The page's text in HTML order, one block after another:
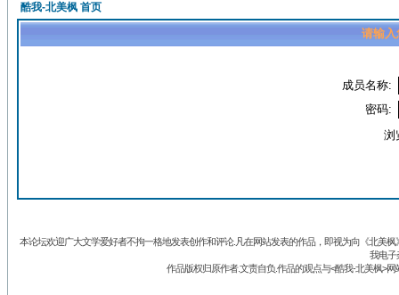
酷我-北美枫 首页
请输入
成员名称:
密码:
浏
本论坛欢迎广大文学爱好者不拘一格地发表创作和评论.凡在网站发表的作品，即视为向《北美
我电子
作品版权归原作者.文责自负.作品的观点与<酷我-北美枫>